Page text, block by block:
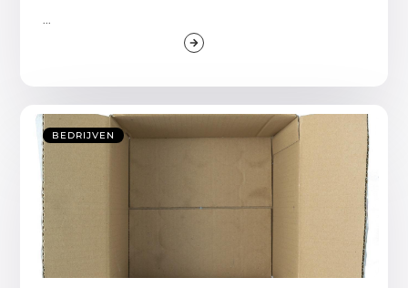
BEDRIJVEN